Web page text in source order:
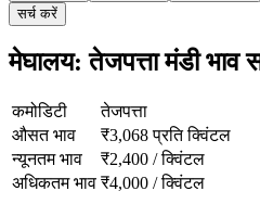
सर्च करें
मेघालय: तेजपत्ता मंडी भाव
कमोडिटी
तेजपत्ता
औसत भाव
₹3,068 प्रति क्विंटल
न्यूनतम भाव
₹2,400 /क्विंटल
अधिकतम भाव ₹4,000 /क्विंटल